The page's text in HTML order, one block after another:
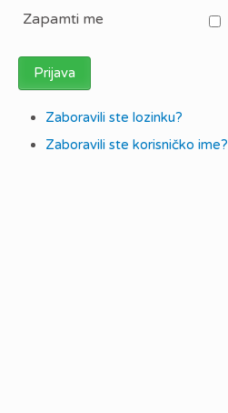
Zapamti me
Prijava
Zaboravili ste lozinku?
Zaboravili ste korisničko ime?